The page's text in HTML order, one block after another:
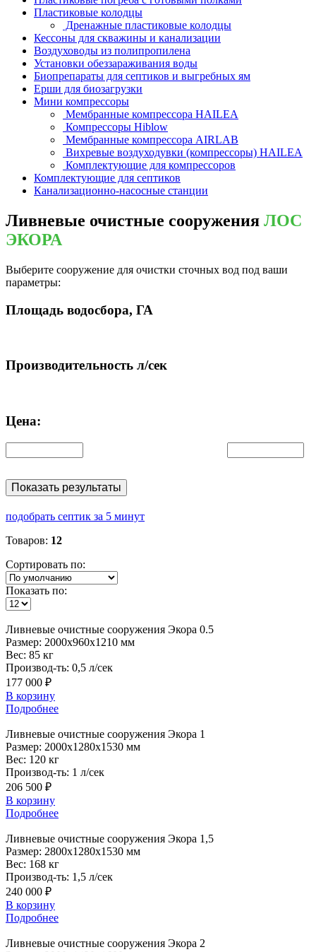
Пластиковые колодцы
Дренажные пластиковые колодцы
Кессоны для скважины и канализации
Воздуховоды из полипропилена
Установки обеззараживания воды
Биопрепараты для септиков и выгребных ям
Ерши для биозагрузки
Мини компрессоры
Мембранные компрессора HAILEA
Компрессоры Hiblow
Мембранные компрессора AIRLAB
Вихревые воздуходувки (компрессоры) HAILEA
Комплектующие для компрессоров
Комплектующие для септиков
Канализационно-насосные станции
Ливневые очистные сооружения ЛОС
ЭКОРА
Выберите сооружение для очистки сточных вод под ваши
параметры:
Площадь водосбора, ГА
Производительность л/сек
Цена:
Показать результаты
подобрать септик за 5 минут
Товаров: 12
Сортировать по:
Показать по:
Ливневые очистные сооружения Экора 0.5
Размер: 2000x960x1210 мм
Вес: 85 кг
Производ-ть: 0,5 л/сек
177 000 ₽
В корзину
Подробнее
Ливневые очистные сооружения Экора 1
Размер: 2000x1280x1530 мм
Вес: 120 кг
Производ-ть: 1 л/сек
206 500 ₽
В корзину
Подробнее
Ливневые очистные сооружения Экора 1,5
Размер: 2800x1280x1530 мм
Вес: 168 кг
Производ-ть: 1,5 л/сек
240 000 ₽
В корзину
Подробнее
Ливневые очистные сооружения Экора 2